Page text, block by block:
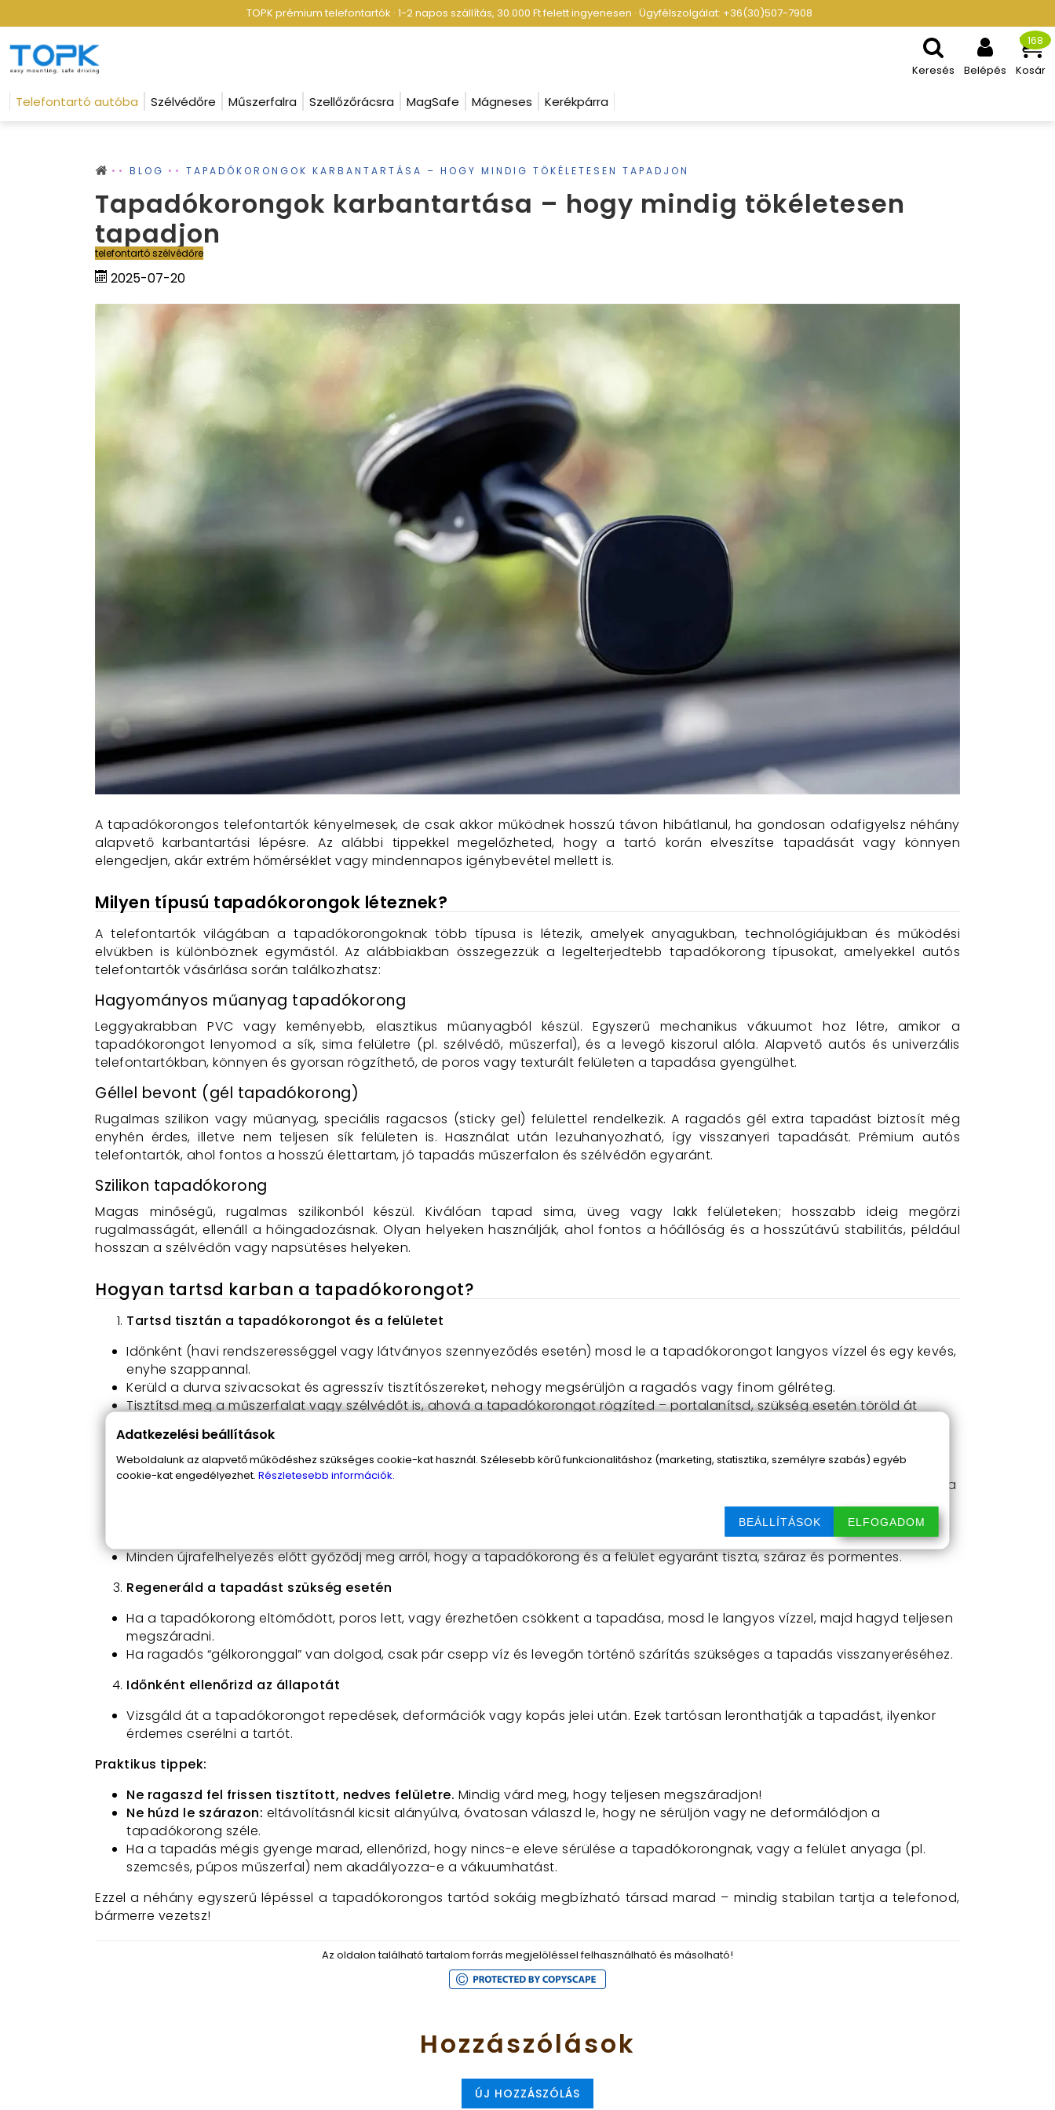
TOPK prémium telefontartók · 1-2 napos szállítás, 30.000 Ft felett ingyenesen · Ügyfélszolgálat: +36(30)507-7908
Keresés Belépés Kosár
168
Telefontartó autóba Szélvédőre Műszerfalra Szellőzőrácsra MagSafe Mágneses Kerékpárra
BLOG TAPADÓKORONGOK KARBANTARTÁSA – HOGY MINDIG TÖKÉLETESEN TAPADJON
Tapadókorongok karbantartása – hogy mindig tökéletesen
tapadjon
telefontartó szélvédőre
2025-07-20
A tapadókorongos telefontartók kényelmesek, de csak akkor működnek hosszú távon hibátlanul, ha gondosan odafigyelsz néhány
alapvető karbantartási lépésre. Az alábbi tippekkel megelőzheted, hogy a tartó korán elveszítse tapadását vagy könnyen
elengedjen, akár extrém hőmérséklet vagy mindennapos igénybevétel mellett is.
Milyen típusú tapadókorongok léteznek?
A telefontartók világában a tapadókorongoknak több típusa is létezik, amelyek anyagukban, technológiájukban és működési
elvükben is különböznek egymástól. Az alábbiakban összegezzük a legelterjedtebb tapadókorong típusokat, amelyekkel autós
telefontartók vásárlása során találkozhatsz:
Hagyományos műanyag tapadókorong
Leggyakrabban PVC vagy keményebb, elasztikus műanyagból készül. Egyszerű mechanikus vákuumot hoz létre, amikor a
tapadókorongot lenyomod a sík, sima felületre (pl. szélvédő, műszerfal), és a levegő kiszorul alóla. Alapvető autós és univerzális
telefontartókban, könnyen és gyorsan rögzíthető, de poros vagy texturált felületen a tapadása gyengülhet.
Géllel bevont (gél tapadókorong)
Rugalmas szilikon vagy műanyag, speciális ragacsos (sticky gel) felülettel rendelkezik. A ragadós gél extra tapadást biztosít még
enyhén érdes, illetve nem teljesen sík felületen is. Használat után lezuhanyozható, így visszanyeri tapadását. Prémium autós
telefontartók, ahol fontos a hosszú élettartam, jó tapadás műszerfalon és szélvédőn egyaránt.
Szilikon tapadókorong
Magas minőségű, rugalmas szilikonból készül. Kiválóan tapad sima, üveg vagy lakk felületeken; hosszabb ideig megőrzi
rugalmasságát, ellenáll a hőingadozásnak. Olyan helyeken használják, ahol fontos a hőállóság és a hosszútávú stabilitás, például
hosszan a szélvédőn vagy napsütéses helyeken.
Hogyan tartsd karban a tapadókorongot?
Tartsd tisztán a tapadókorongot és a felületet
Időnként (havi rendszerességgel vagy látványos szennyeződés esetén) mosd le a tapadókorongot langyos vízzel és egy kevés,
enyhe szappannal.
Kerüld a durva szivacsokat és agresszív tisztítószereket, nehogy megsérüljön a ragadós vagy finom gélréteg.
Tisztítsd meg a műszerfalat vagy szélvédőt is, ahová a tapadókorongot rögzíted – portalanítsd, szükség esetén töröld át
Helyes tárolás és használat
Hosszabb időn át tartó használaton kívül a tapadókorongot érdemes száraz helyen, por védelmében tárolni (akár visszatenni a
Ne hagyd tartósan tűző napon vagy extrém hidegben, ha nem használod, mert a hőmérséklet-ingadozás károsíthatja a
Minden újrafelhelyezés előtt győződj meg arról, hogy a tapadókorong és a felület egyaránt tiszta, száraz és pormentes.
Regeneráld a tapadást szükség esetén
Ha a tapadókorong eltömődött, poros lett, vagy érezhetően csökkent a tapadása, mosd le langyos vízzel, majd hagyd teljesen
megszáradni.
Ha ragadós “gélkoronggal” van dolgod, csak pár csepp víz és levegőn történő szárítás szükséges a tapadás visszanyeréséhez.
Időnként ellenőrizd az állapotát
Vizsgáld át a tapadókorongot repedések, deformációk vagy kopás jelei után. Ezek tartósan leronthatják a tapadást, ilyenkor
érdemes cserélni a tartót.
Praktikus tippek:
Ne ragaszd fel frissen tisztított, nedves felületre. Mindig várd meg, hogy teljesen megszáradjon!
Ne húzd le szárazon: eltávolításnál kicsit alányúlva, óvatosan válaszd le, hogy ne sérüljön vagy ne deformálódjon a
tapadókorong széle.
Ha a tapadás mégis gyenge marad, ellenőrizd, hogy nincs-e eleve sérülése a tapadókorongnak, vagy a felület anyaga (pl.
szemcsés, púpos műszerfal) nem akadályozza-e a vákuumhatást.
Ezzel a néhány egyszerű lépéssel a tapadókorongos tartód sokáig megbízható társad marad – mindig stabilan tartja a telefonod,
bármerre vezetsz!
Az oldalon található tartalom forrás megjelöléssel felhasználható és másolható!
Hozzászólások
ÚJ HOZZÁSZÓLÁS
Adatkezelési beállítások
Weboldalunk az alapvető működéshez szükséges cookie-kat használ. Szélesebb körű funkcionalitáshoz (marketing, statisztika, személyre szabás) egyéb
cookie-kat engedélyezhet. Részletesebb információk.
BEÁLLÍTÁSOK ELFOGADOM